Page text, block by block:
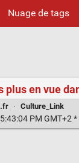
Nuage de tags
plus en vue
· Culture_Link
PM GMT+2 *